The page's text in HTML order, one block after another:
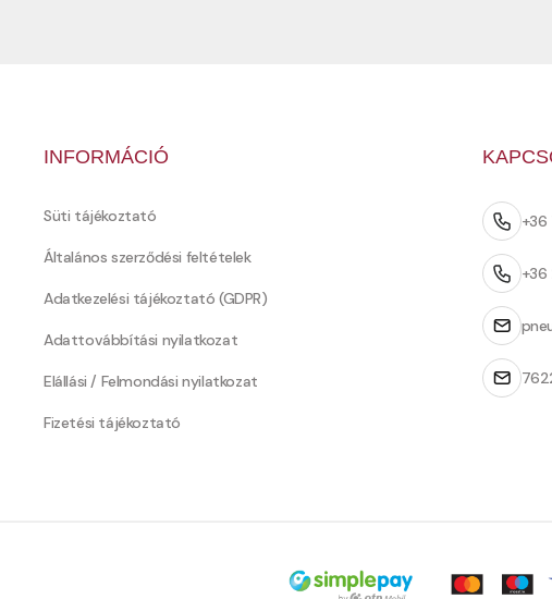
INFORMÁCIÓ
Süti tájékoztató
Általános szerződési feltételek
Adatkezelési tájékoztató (GDPR)
Adattovábbítási nyilatkozat
Elállási / Felmondási nyilatkozat
Fizetési tájékoztató